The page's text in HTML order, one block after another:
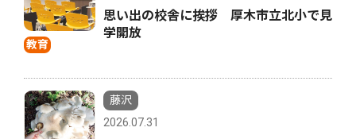
教育
思い出の校舎に挨拶 厚木市立北小で見
学開放
藤沢
2026.07.31